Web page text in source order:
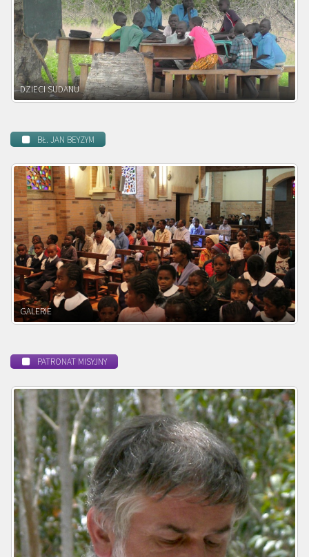
DZIECI ZAMBII
BŁ. JAN BEYZYM
POWOŁANIE MISYJNE
PATRONAT MISYJNY